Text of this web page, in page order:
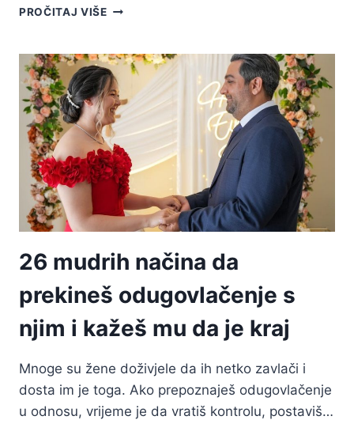
PROČITAJ VIŠEKAKO
I
STRASTI:
MAŽENJE
S
DEČKOM
UZ
CUDDLE
26 mudrih načina da
prekineš odugovlačenje s
njim i kažeš mu da je kraj
Mnoge su žene doživjele da ih netko zavlači i
dosta im je toga. Ako prepoznaješ odugovlačenje
u odnosu, vrijeme je da vratiš kontrolu, postaviš…